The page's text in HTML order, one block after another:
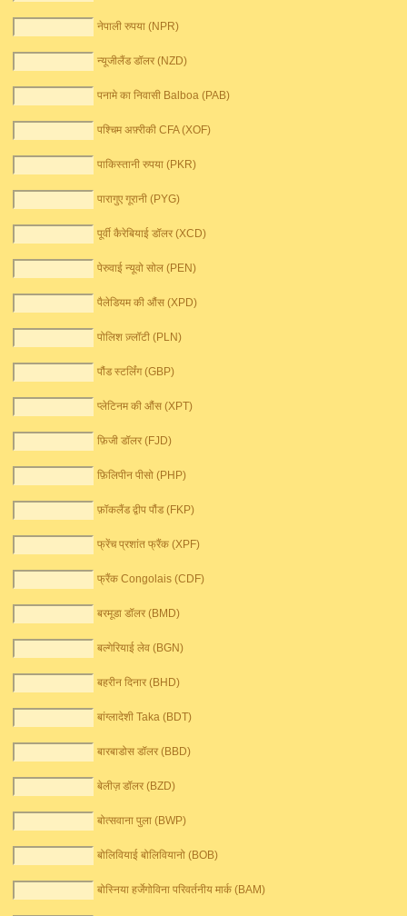
नेपाली रुपया (NPR)
न्यूजीलैंड डॉलर (NZD)
पनामे का निवासी Balboa (PAB)
पश्चिम अफ़्रीकी CFA (XOF)
पाकिस्तानी रुपया (PKR)
पारागुए गूरानी (PYG)
पूर्वी कैरेबियाई डॉलर (XCD)
पेरुवाई न्यूवो सोल (PEN)
पैलेडियम की औंस (XPD)
पोलिश ज़्लॉटी (PLN)
पौंड स्टर्लिंग (GBP)
प्लेटिनम की औंस (XPT)
फ़िजी डॉलर (FJD)
फ़िलिपीन पीसो (PHP)
फ़ॉकलैंड द्वीप पौंड (FKP)
फ्रेंच प्रशांत फ्रैंक (XPF)
फ्रैंक Congolais (CDF)
बरमूडा डॉलर (BMD)
बल्गेरियाई लेव (BGN)
बहरीन दिनार (BHD)
बांग्लादेशी Taka (BDT)
बारबाडोस डॉलर (BBD)
बेलीज़ डॉलर (BZD)
बोत्सवाना पुला (BWP)
बोलिवियाई बोलिवियानो (BOB)
बोस्निया हर्जेगोविना परिवर्तनीय मार्क (BAM)